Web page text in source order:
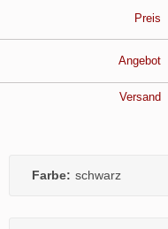
Preis
Angebot
Versand
Farbe: schwarz